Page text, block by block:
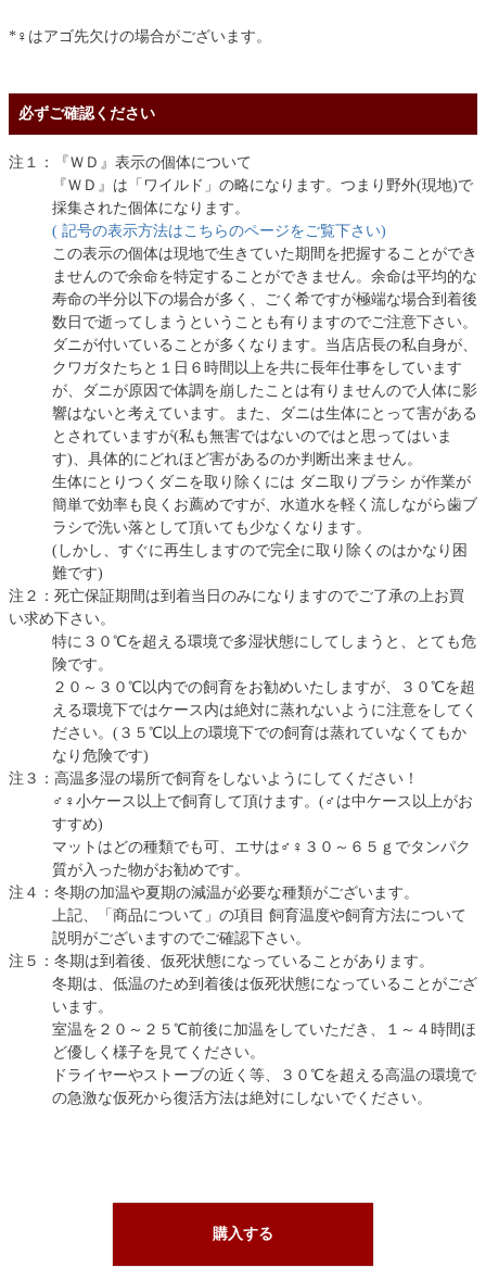
*♀はアゴ先欠けの場合がございます。
必ずご確認ください
注１：『ＷＤ』表示の個体について
『ＷＤ』は「ワイルド」の略になります。つまり野外(現地)で
採集された個体になります。
( 記号の表示方法はこちらのページをご覧下さい)
この表示の個体は現地で生きていた期間を把握することができ
ませんので余命を特定することができません。余命は平均的な
寿命の半分以下の場合が多く、ごく希ですが極端な場合到着後
数日で逝ってしまうということも有りますのでご注意下さい。
ダニが付いていることが多くなります。当店店長の私自身が、
クワガタたちと１日６時間以上を共に長年仕事をしています
が、ダニが原因で体調を崩したことは有りませんので人体に影
響はないと考えています。また、ダニは生体にとって害がある
とされていますが(私も無害ではないのではと思ってはいま
す)、具体的にどれほど害があるのか判断出来ません。
生体にとりつくダニを取り除くには ダニ取りブラシ が作業が
簡単で効率も良くお薦めですが、水道水を軽く流しながら歯ブ
ラシで洗い落として頂いても少なくなります。
(しかし、すぐに再生しますので完全に取り除くのはかなり困
難です)
注２：死亡保証期間は到着当日のみになりますのでご了承の上お買
い求め下さい。
特に３０℃を超える環境で多湿状態にしてしまうと、とても危
険です。
２０～３０℃以内での飼育をお勧めいたしますが、３０℃を超
える環境下ではケース内は絶対に蒸れないように注意をしてく
ださい。(３５℃以上の環境下での飼育は蒸れていなくてもか
なり危険です)
注３：高温多湿の場所で飼育をしないようにしてください！
♂♀小ケース以上で飼育して頂けます。(♂は中ケース以上がお
すすめ)
マットはどの種類でも可、エサは♂♀３０～６５ｇでタンパク
質が入った物がお勧めです。
注４：冬期の加温や夏期の減温が必要な種類がございます。
上記、「商品について」の項目 飼育温度や飼育方法について
説明がございますのでご確認下さい。
注５：冬期は到着後、仮死状態になっていることがあります。
冬期は、低温のため到着後は仮死状態になっていることがござ
います。
室温を２０～２５℃前後に加温をしていただき、１～４時間ほ
ど優しく様子を見てください。
ドライヤーやストーブの近く等、３０℃を超える高温の環境で
の急激な仮死から復活方法は絶対にしないでください。
購入する